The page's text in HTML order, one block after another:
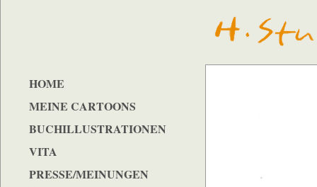
HOME
MEINE CARTOONS
BUCHILLUSTRATIONEN
VITA
PRESSE/MEINUNGEN